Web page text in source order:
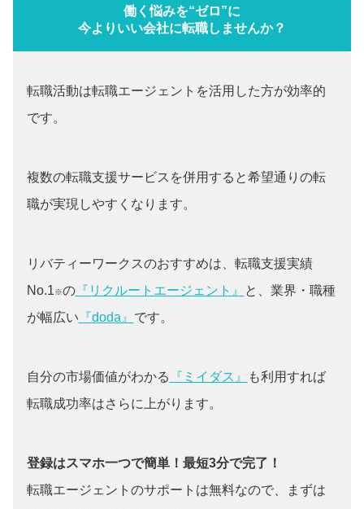
働く悩みを“ゼロ”に
今よりいい会社に転職しませんか？
転職活動は転職エージェントを活用した方が効率的
です。
複数の転職支援サービスを併用すると希望通りの転
職が実現しやすくなります。
リバティーワークスのおすすめは、転職支援実績
No.1※の『リクルートエージェント』
と、業界・職種
が幅広い 『doda』 です。
自分の市場価値がわかる 『ミイダス』
も利用すれば
転職成功率はさらに上がります。
登録はスマホ一つで簡単！最短3分で完了！
転職エージェントのサポートは無料なので、まずは